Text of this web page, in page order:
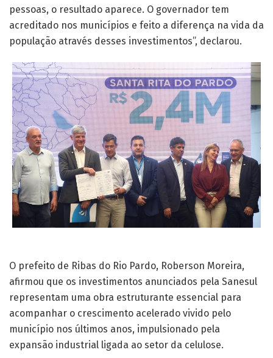
pessoas, o resultado aparece. O governador tem
acreditado nos municípios e feito a diferença na vida da
população através desses investimentos”, declarou.
O prefeito de Ribas do Rio Pardo, Roberson Moreira,
afirmou que os investimentos anunciados pela Sanesul
representam uma obra estruturante essencial para
acompanhar o crescimento acelerado vivido pelo
município nos últimos anos, impulsionado pela
expansão industrial ligada ao setor da celulose.